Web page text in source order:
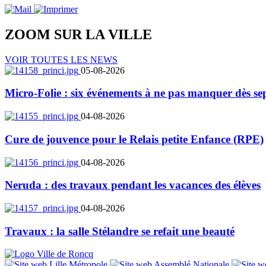
ZOOM SUR LA VILLE
VOIR TOUTES LES NEWS
05-08-2026
Micro-Folie : six événements à ne pas manquer dès
04-08-2026
Cure de jouvence pour le Relais petite Enfance (RPE)
04-08-2026
Neruda : des travaux pendant les vacances des élèves
04-08-2026
Travaux : la salle Stélandre se refait une beauté